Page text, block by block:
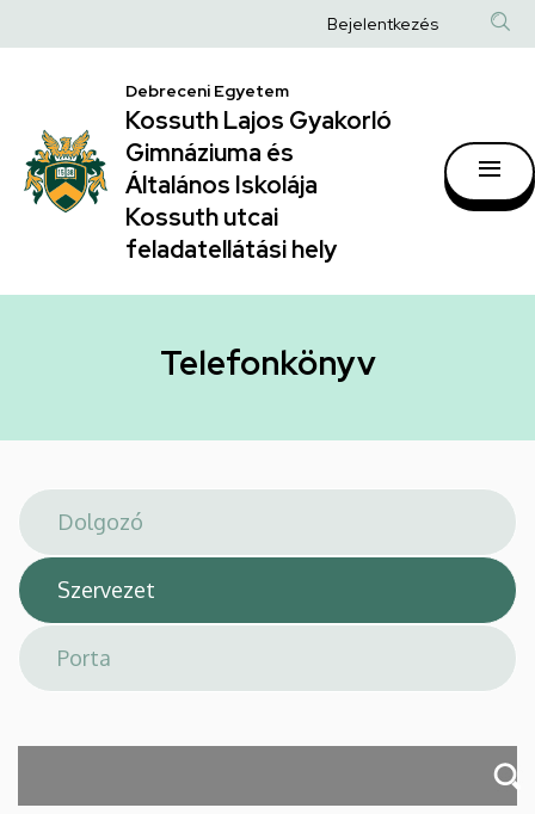
|
Kossuth
Lajos
Gyakorló
Gimnáziuma
Általános
hely
a
Anonim
fiók
Bejelentkezés
Debreceni Egyetem
Kossuth Lajos Gyakorló
Gimnáziuma és
Általános Iskolája
Kossuth utcai
feladatellátási hely
Telefonkönyv